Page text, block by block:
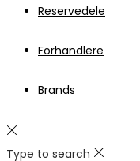
Reservedele
Forhandlere
Brands
Type to search